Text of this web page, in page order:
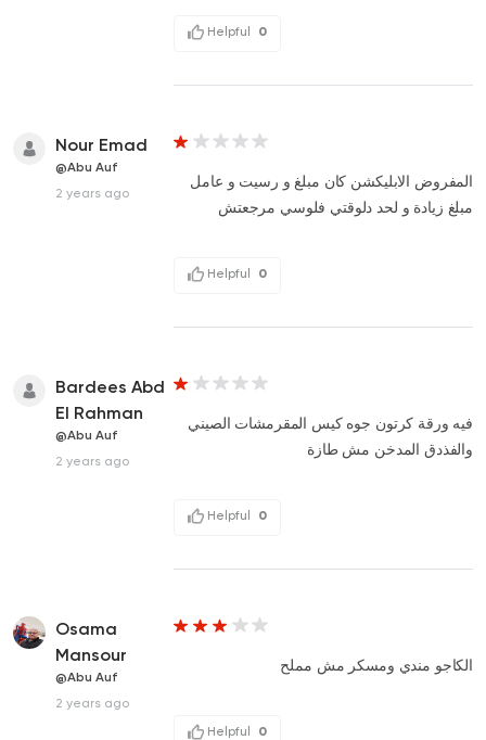
Helpful 0
Nour Emad
@Abu Auf
2 years ago
المفروض الابليكشن كان مبلغ و رسيت و عامل
مبلغ زيادة و لحد دلوقتي فلوسي مرجعتش
Helpful 0
Bardees Abd
El Rahman
@Abu Auf
2 years ago
فيه ورقة كرتون جوه كيس المقرمشات الصيني
والفذدق المدخن مش طازة
Helpful 0
Osama
Mansour
@Abu Auf
2 years ago
الكاجو مندي ومسكر مش مملح
Helpful 0